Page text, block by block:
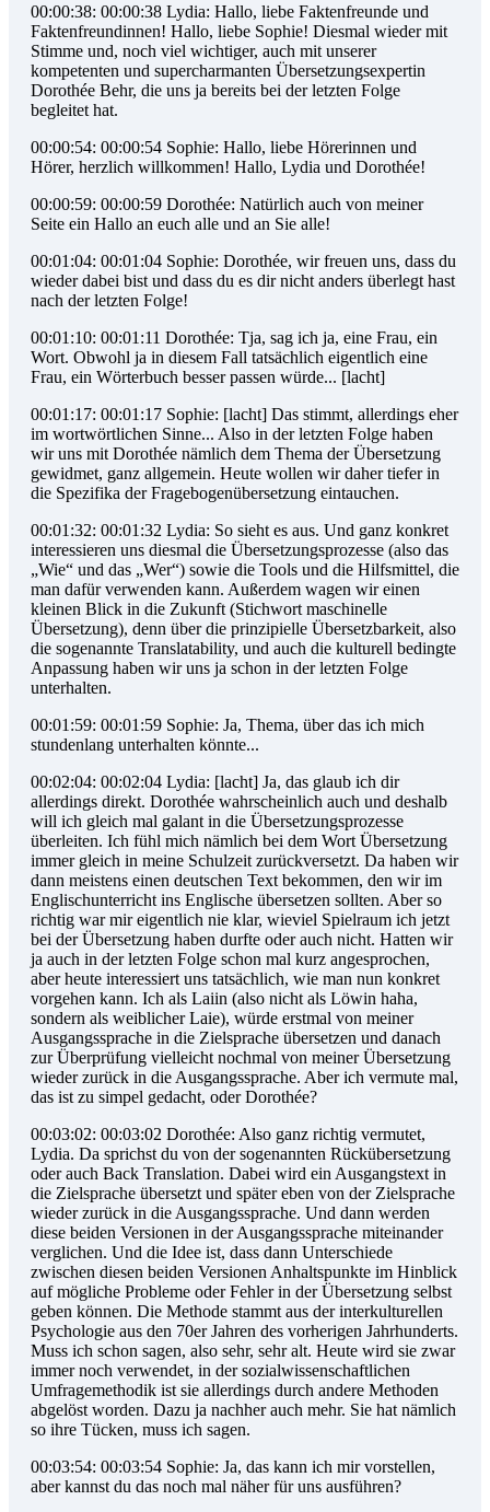
00:00:38: 00:00:38 Lydia: Hallo, liebe Faktenfreunde und
Faktenfreundinnen! Hallo, liebe Sophie! Diesmal wieder mit
Stimme und, noch viel wichtiger, auch mit unserer
kompetenten und supercharmanten Übersetzungsexpertin
Dorothée Behr, die uns ja bereits bei der letzten Folge
begleitet hat.
00:00:54: 00:00:54 Sophie: Hallo, liebe Hörerinnen und
Hörer, herzlich willkommen! Hallo, Lydia und Dorothée!
00:00:59: 00:00:59 Dorothée: Natürlich auch von meiner
Seite ein Hallo an euch alle und an Sie alle!
00:01:04: 00:01:04 Sophie: Dorothée, wir freuen uns, dass du
wieder dabei bist und dass du es dir nicht anders überlegt hast
nach der letzten Folge!
00:01:10: 00:01:11 Dorothée: Tja, sag ich ja, eine Frau, ein
Wort. Obwohl ja in diesem Fall tatsächlich eigentlich eine
Frau, ein Wörterbuch besser passen würde... [lacht]
00:01:17: 00:01:17 Sophie: [lacht] Das stimmt, allerdings eher
im wortwörtlichen Sinne... Also in der letzten Folge haben
wir uns mit Dorothée nämlich dem Thema der Übersetzung
gewidmet, ganz allgemein. Heute wollen wir daher tiefer in
die Spezifika der Fragebogenübersetzung eintauchen.
00:01:32: 00:01:32 Lydia: So sieht es aus. Und ganz konkret
interessieren uns diesmal die Übersetzungsprozesse (also das
„Wie“ und das „Wer“) sowie die Tools und die Hilfsmittel, die
man dafür verwenden kann. Außerdem wagen wir einen
kleinen Blick in die Zukunft (Stichwort maschinelle
Übersetzung), denn über die prinzipielle Übersetzbarkeit, also
die sogenannte Translatability, und auch die kulturell bedingte
Anpassung haben wir uns ja schon in der letzten Folge
unterhalten.
00:01:59: 00:01:59 Sophie: Ja, Thema, über das ich mich
stundenlang unterhalten könnte...
00:02:04: 00:02:04 Lydia: [lacht] Ja, das glaub ich dir
allerdings direkt. Dorothée wahrscheinlich auch und deshalb
will ich gleich mal galant in die Übersetzungsprozesse
überleiten. Ich fühl mich nämlich bei dem Wort Übersetzung
immer gleich in meine Schulzeit zurückversetzt. Da haben wir
dann meistens einen deutschen Text bekommen, den wir im
Englischunterricht ins Englische übersetzen sollten. Aber so
richtig war mir eigentlich nie klar, wieviel Spielraum ich jetzt
bei der Übersetzung haben durfte oder auch nicht. Hatten wir
ja auch in der letzten Folge schon mal kurz angesprochen,
aber heute interessiert uns tatsächlich, wie man nun konkret
vorgehen kann. Ich als Laiin (also nicht als Löwin haha,
sondern als weiblicher Laie), würde erstmal von meiner
Ausgangssprache in die Zielsprache übersetzen und danach
zur Überprüfung vielleicht nochmal von meiner Übersetzung
wieder zurück in die Ausgangssprache. Aber ich vermute mal,
das ist zu simpel gedacht, oder Dorothée?
00:03:02: 00:03:02 Dorothée: Also ganz richtig vermutet,
Lydia. Da sprichst du von der sogenannten Rückübersetzung
oder auch Back Translation. Dabei wird ein Ausgangstext in
die Zielsprache übersetzt und später eben von der Zielsprache
wieder zurück in die Ausgangssprache. Und dann werden
diese beiden Versionen in der Ausgangssprache miteinander
verglichen. Und die Idee ist, dass dann Unterschiede
zwischen diesen beiden Versionen Anhaltspunkte im Hinblick
auf mögliche Probleme oder Fehler in der Übersetzung selbst
geben können. Die Methode stammt aus der interkulturellen
Psychologie aus den 70er Jahren des vorherigen Jahrhunderts.
Muss ich schon sagen, also sehr, sehr alt. Heute wird sie zwar
immer noch verwendet, in der sozialwissenschaftlichen
Umfragemethodik ist sie allerdings durch andere Methoden
abgelöst worden. Dazu ja nachher auch mehr. Sie hat nämlich
so ihre Tücken, muss ich sagen.
00:03:54: 00:03:54 Sophie: Ja, das kann ich mir vorstellen,
aber kannst du das noch mal näher für uns ausführen?